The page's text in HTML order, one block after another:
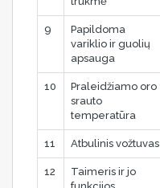
9
Papildoma
variklio ir guolių
apsauga
10
Praleidžiamo oro
srauto
temperatūra
11 Atbulinis vožtuvas
12
Taimeris ir jo